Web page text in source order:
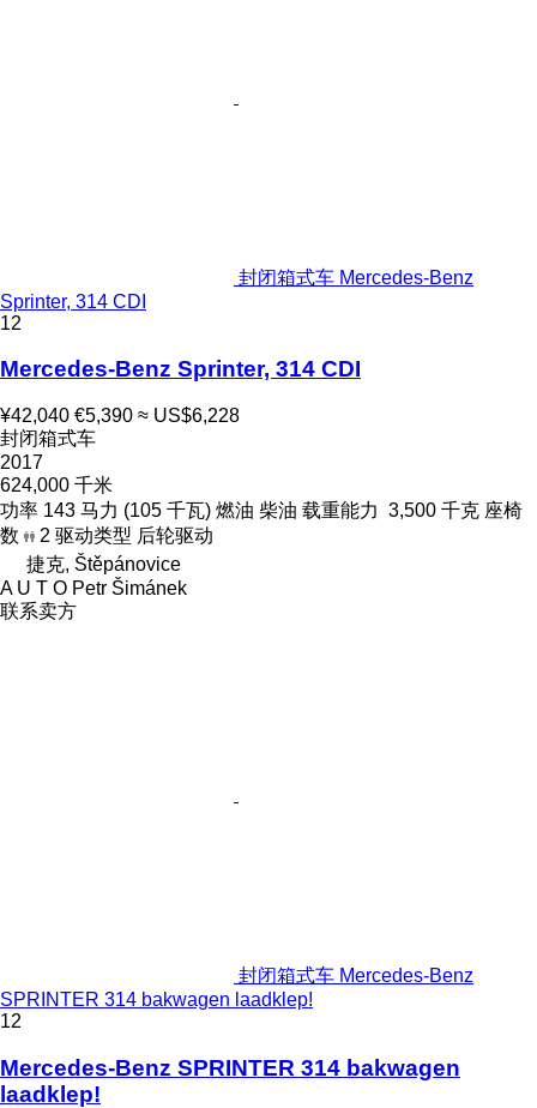
封闭箱式车 Mercedes-Benz
Sprinter, 314 CDI
12
Mercedes-Benz Sprinter, 314 CDI
¥42,040 €5,390 ≈ US$6,228
封闭箱式车
2017
624,000 千米
功率 143 马力 (105 千瓦) 燃油 柴油 载重能力 3,500 千克 座椅
数
2 驱动类型 后轮驱动
捷克, Štěpánovice
A U T O Petr Šimánek
联系卖方
封闭箱式车 Mercedes-Benz
SPRINTER 314 bakwagen laadklep!
12
Mercedes-Benz SPRINTER 314 bakwagen
laadklep!